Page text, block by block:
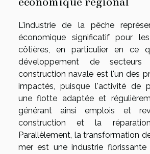
L'industrie de la pêche
économique significatif pour
côtières, en particulier en ce
développement de secteurs
construction navale est l'un des
impactés, puisque l'activité de
une flotte adaptée et
générant ainsi emplois et
construction et la
Parallèlement, la transformation
mer est une industrie